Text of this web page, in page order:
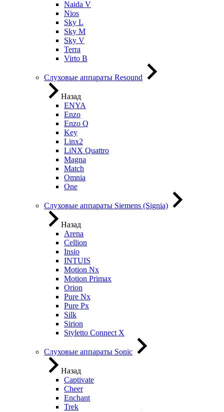
Naida V
Nios
Sky L
Sky M
Sky V
Terra
Virto B
Слуховые аппараты Resound
Назад
ENYA
Enzo
Enzo Q
Key
Linx2
LiNX Quattro
Magna
Match
Omnia
One
Слуховые аппараты Siemens (Signia)
Назад
Arena
Cellion
Insio
INTUIS
Motion Nx
Motion Primax
Orion
Pure Nx
Pure Px
Silk
Sirion
Styletto Connect X
Слуховые аппараты Sonic
Назад
Captivate
Cheer
Enchant
Trek